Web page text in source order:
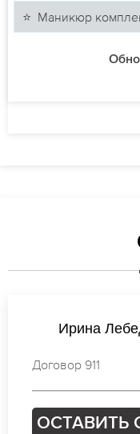
⭐ Маникюр
Валентина
Договор 584
ОСТАВИТЬ